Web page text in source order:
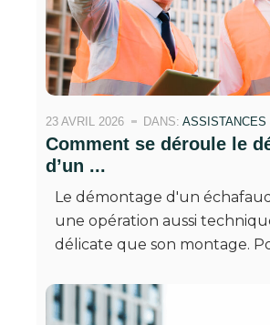
23 AVRIL 2026 DANS: ASSISTANCES
Comment se déroule le
d’un ...
Le démontage d'un
une opération aussi
délicate que son montage.